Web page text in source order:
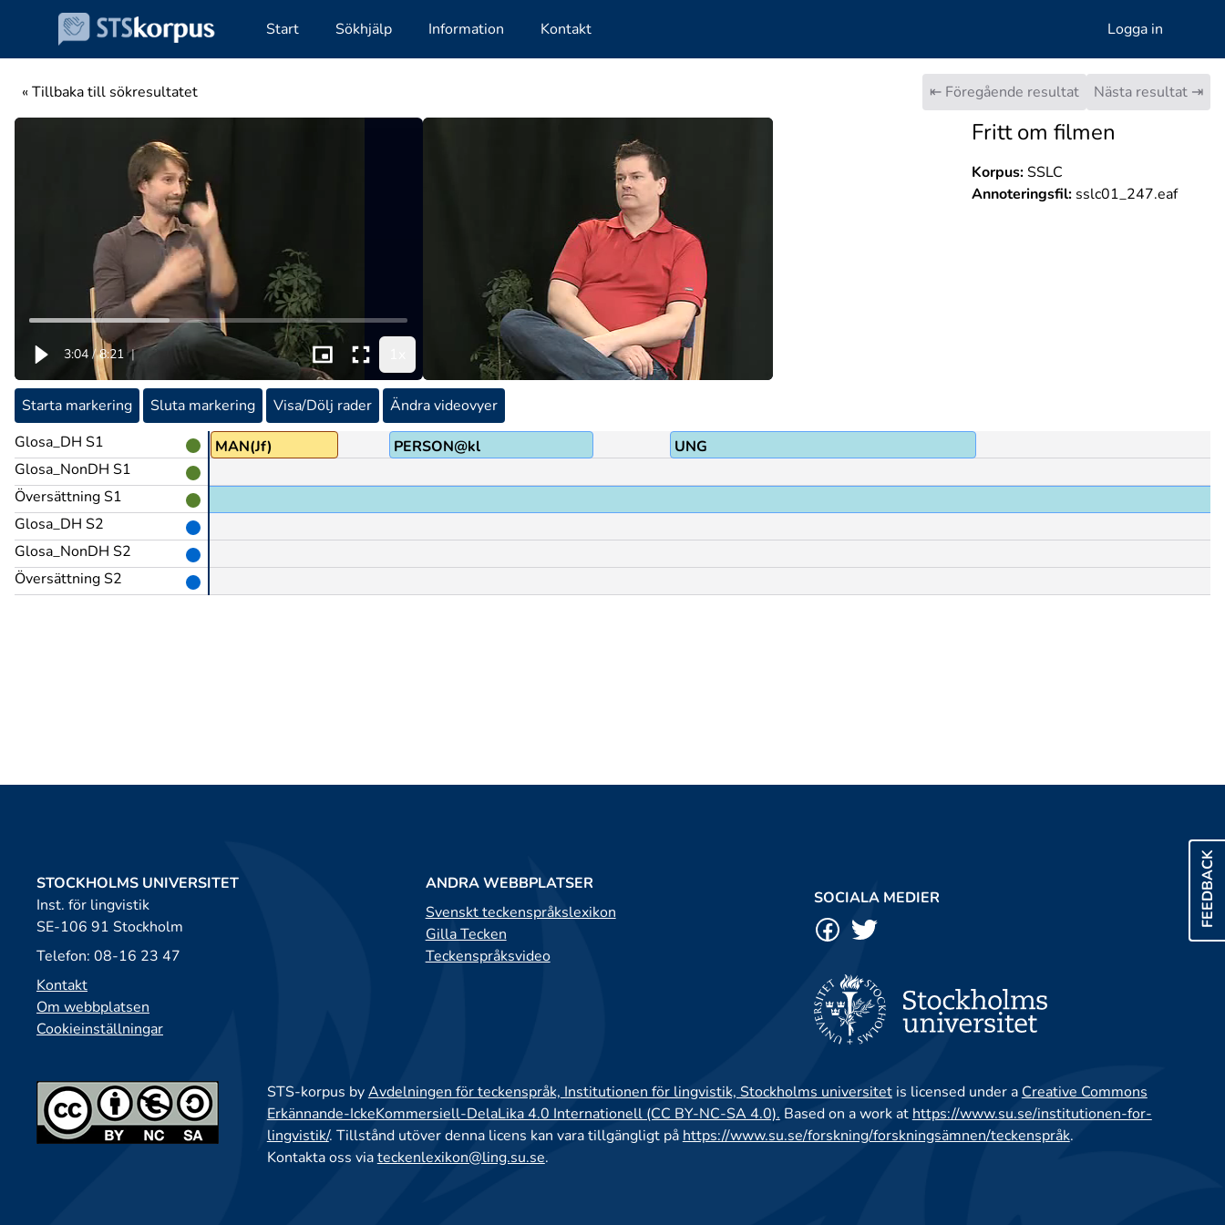
Start Sökhjälp Information Kontakt Logga in
« Tillbaka till sökresultatet ⇤ Föregående resultat Nästa resultat ⇥
3:04 / 8:21 |
Fritt om filmen
Korpus:SSLC
Annoteringsfil:sslc01_247.eaf
Starta markering Sluta markering Visa/Dölj rader
Ändra videovyer
Glosa_DH S1
Glosa_NonDH S1
Översättning S1
Glosa_DH S2
Glosa_NonDH S2
Översättning S2
OCH MAN(Jf) PERSON@kl UNG
15-års åldern ungefär
FEEDBACK
STOCKHOLMS UNIVERSITET
Inst. för lingvistik
SE-106 91 Stockholm
Telefon: 08-16 23 47
Kontakt
Om webbplatsen
Cookieinställningar
ANDRA WEBBPLATSER
Svenskt teckenspråkslexikon
Gilla Tecken
Teckenspråksvideo
SOCIALA MEDIER
STS-korpus byAvdelningen för teckenspråk, Institutionen för lingvistik, Stockholms universitetis licensed under a Creative Commons
Erkännande-IckeKommersiell-DelaLika 4.0 Internationell (CC BY-NC-SA 4.0). Based on a work at https://www.su.se/institutionen-for-
lingvistik/. Tillstånd utöver denna licens kan vara tillgängligt på https://www.su.se/forskning/forskningsämnen/teckenspråk.
Kontakta oss viateckenlexikon@ling.su.se.